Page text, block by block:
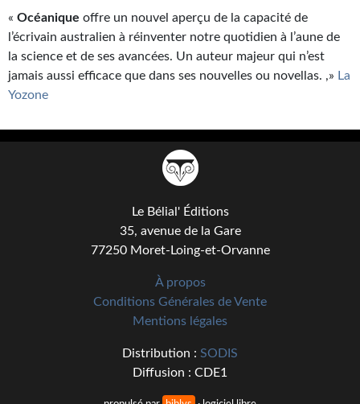
« Océanique offre un nouvel aperçu de la capacité de
l’écrivain australien à réinventer notre quotidien à l’aune de
la science et de ses avancées. Un auteur majeur qui n’est
jamais aussi efficace que dans ses nouvelles ou novellas. ,» La
Yozone
Le Bélial' Éditions
35, avenue de la Gare
77250 Moret-Loing-et-Orvanne
À propos
Conditions Générales de Vente
Mentions légales
Distribution : SODIS
Diffusion : CDE1